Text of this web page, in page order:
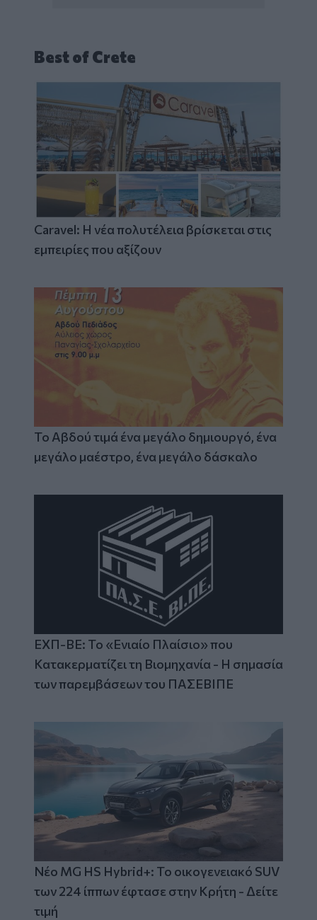
Best of Crete
Caravel: Η νέα πολυτέλεια βρίσκεται στις
εμπειρίες που αξίζουν
Το Αβδού τιμά ένα μεγάλο δημιουργό, ένα
μεγάλο μαέστρο, ένα μεγάλο δάσκαλο
ΕΧΠ-ΒΕ: Το «Ενιαίο Πλαίσιο» που
Κατακερματίζει τη Βιομηχανία - Η σημασία
των παρεμβάσεων του ΠΑΣΕΒΙΠΕ
Νέο MG HS Hybrid+: Το οικογενειακό SUV
των 224 ίππων έφτασε στην Κρήτη - Δείτε
τιμή